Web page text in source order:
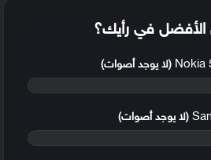
في رأيك؟
(لا يوجد أصوات)
(لا يوجد أصوات)